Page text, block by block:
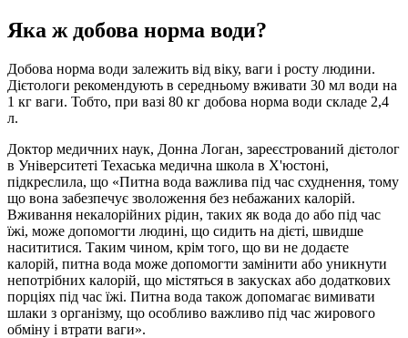
Яка ж добова норма води?
Добова норма води залежить від віку, ваги і росту людини.
Дієтологи рекомендують в середньому вживати 30 мл води на
1 кг ваги. Тобто, при вазі 80 кг добова норма води складе 2,4
л.
Доктор медичних наук, Донна Логан, зареєстрований дієтолог
в Університеті Техаська медична школа в Х'юстоні,
підкреслила, що «Питна вода важлива під час схуднення, тому
що вона забезпечує зволоження без небажаних калорій.
Вживання некалорійних рідин, таких як вода до або під час
їжі, може допомогти людині, що сидить на дієті, швидше
насититися. Таким чином, крім того, що ви не додаєте
калорій, питна вода може допомогти замінити або уникнути
непотрібних калорій, що містяться в закусках або додаткових
порціях під час їжі. Питна вода також допомагає вимивати
шлаки з організму, що особливо важливо під час жирового
обміну і втрати ваги».